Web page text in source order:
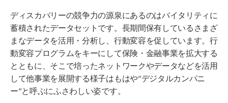
ディスカバリーの競争力の源泉にあるのはバイタリティに
蓄積されたデータセットです。長期間保有しているさまざ
まなデータを活用・分析し、行動変容を促しています。行
動変容プログラムをキーにして保険・金融事業を拡大する
とともに、そこで培ったネットワークやデータなどを活用
して他事業を展開する様子はもはや“デジタルカンパニ
ー”と呼ぶにふさわしい姿です。